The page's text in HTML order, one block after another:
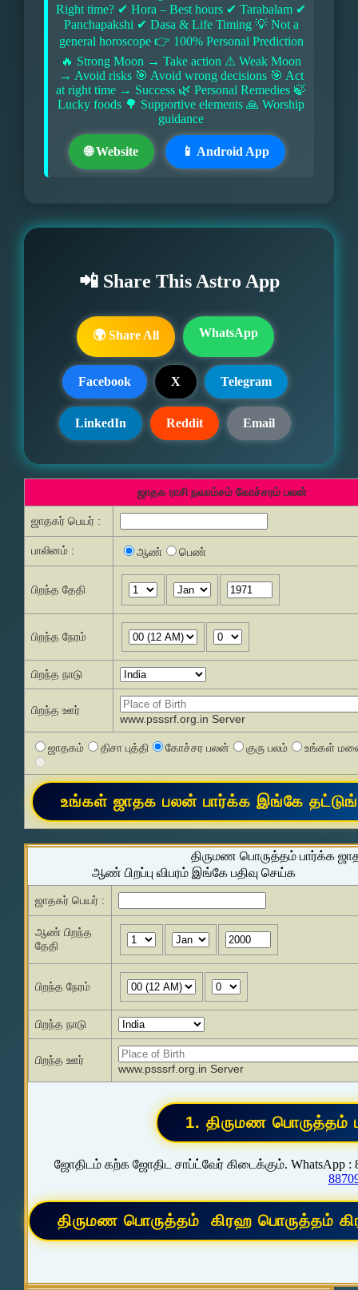
Right time? ✔ Hora – Best hours ✔ Tarabalam ✔
Panchapakshi ✔ Dasa & Life Timing 💡 Not a
general horoscope 👉 100% Personal Prediction
🔥 Strong Moon → Take action ⚠ Weak Moon
→ Avoid risks 🎯 Avoid wrong decisions 🎯 Act
at right time → Success 🌿 Personal Remedies 🍃
Lucky foods 🌳 Supportive elements 🙏 Worship
guidance
🌐 Website 📱 Android App
📲 Share This Astro App
🌍 Share All WhatsApp
Facebook X Telegram
LinkedIn Reddit Email
ஜாதக ராசி நவாம்சம் கோச்சரம் பலன்
ஜாதகர் பெயர் :
பாலினம் : ஆண் பெண்
பிறந்த தேதி
பிறந்த நேரம்
பிறந்த நாடு
பிறந்த ஊர்
www.psssrf.org.in Server
ஜாதகம் திசா புத்தி கோச்சர பலன் குரு பலம் உங்கள்
திருமண பொருத்தம் பார்க்க
ஆண் பிறப்பு விபரம் இங்கே பதிவு செய்க
ஜாதகர் பெயர் :
ஆண் பிறந்த
தேதி
பிறந்த நேரம்
பிறந்த நாடு
பிறந்த ஊர்
www.psssrf.org.in Server
ஜோதிடம் கற்க ஜோதிட சாப்ட்வேர் கிடைக்கும். WhatsApp :